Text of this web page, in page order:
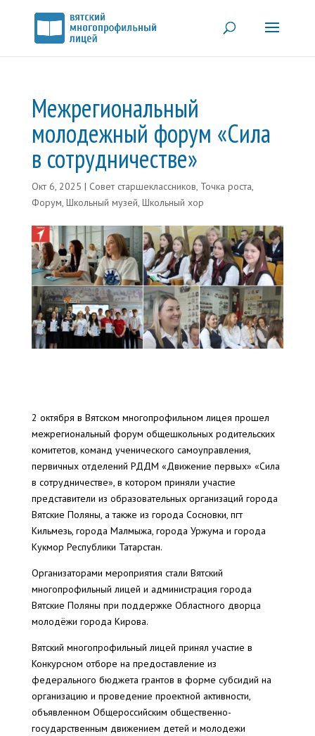
Межрегиональный
молодежный форум «Сила
в сотрудничестве»
Окт 6, 2025 | Совет старшеклассников, Точка роста,
Форум, Школьный музей, Школьный хор
2 октября в Вятском многопрофильном лицея прошел
межрегиональный форум общешкольных родительских
комитетов, команд ученического самоуправления,
первичных отделений РДДМ «Движение первых» «Сила
в сотрудничестве», в котором приняли участие
представители из образовательных организаций города
Вятские Поляны, а также из города Сосновки, пгт
Кильмезь, города Малмыжа, города Уржума и города
Кукмор Республики Татарстан.
Организаторами мероприятия стали Вятский
многопрофильный лицей и администрация города
Вятские Поляны при поддержке Областного дворца
молодёжи города Кирова.
Вятский многопрофильный лицей принял участие в
Конкурсном отборе на предоставление из
федерального бюджета грантов в форме субсидий на
организацию и проведение проектной активности,
объявленном Общероссийским общественно-
государственным движением детей и молодежи